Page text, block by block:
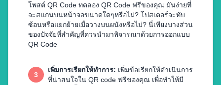
โพสต์ QR Code ทดลอง QR Code ฟรีของคุณ มันง่ายที่
จะสแกนบนหน้าจอขนาดใดๆหรือไม่? โปสเตอร์จะทับ
ซ้อนหรือแยกย้ายเมื่อวางบนผนังหรือไม่? นี่เพียงบางส่วน
ของปัจจัยที่สำคัญที่ควรนำมาพิจารณาด้วยการออกแบบ
QR Code
3
เพิ่มการเรียกให้ทำการ: เพิ่มข้อเรียกให้ดำเนินการ
ที่น่าสนใจใน QR code ฟรีของคุณ เพื่อทำให้มี